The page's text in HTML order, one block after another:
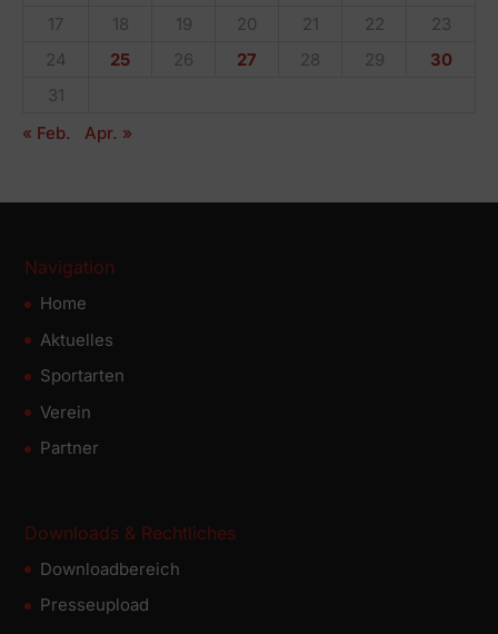
17
18 19 20 21 22
23
24
25 26 27 28 29
30
31
« Feb.
Apr. »
Navigation
Home
Aktuelles
Sportarten
Verein
Partner
Downloads & Rechtliches
Downloadbereich
Presseupload